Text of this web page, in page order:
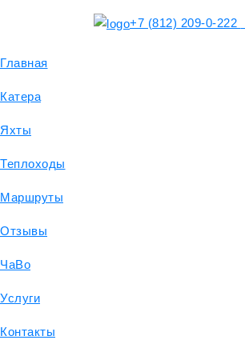
+7 (812) 209-0-222
Главная
Катера
Яхты
Теплоходы
Маршруты
Отзывы
ЧаВо
Услуги
Контакты